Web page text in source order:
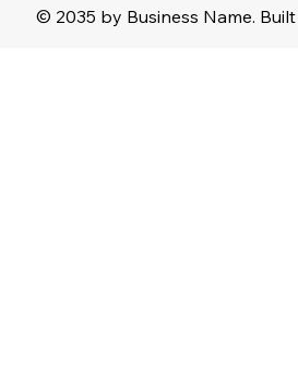
© 2035 by Business Name.